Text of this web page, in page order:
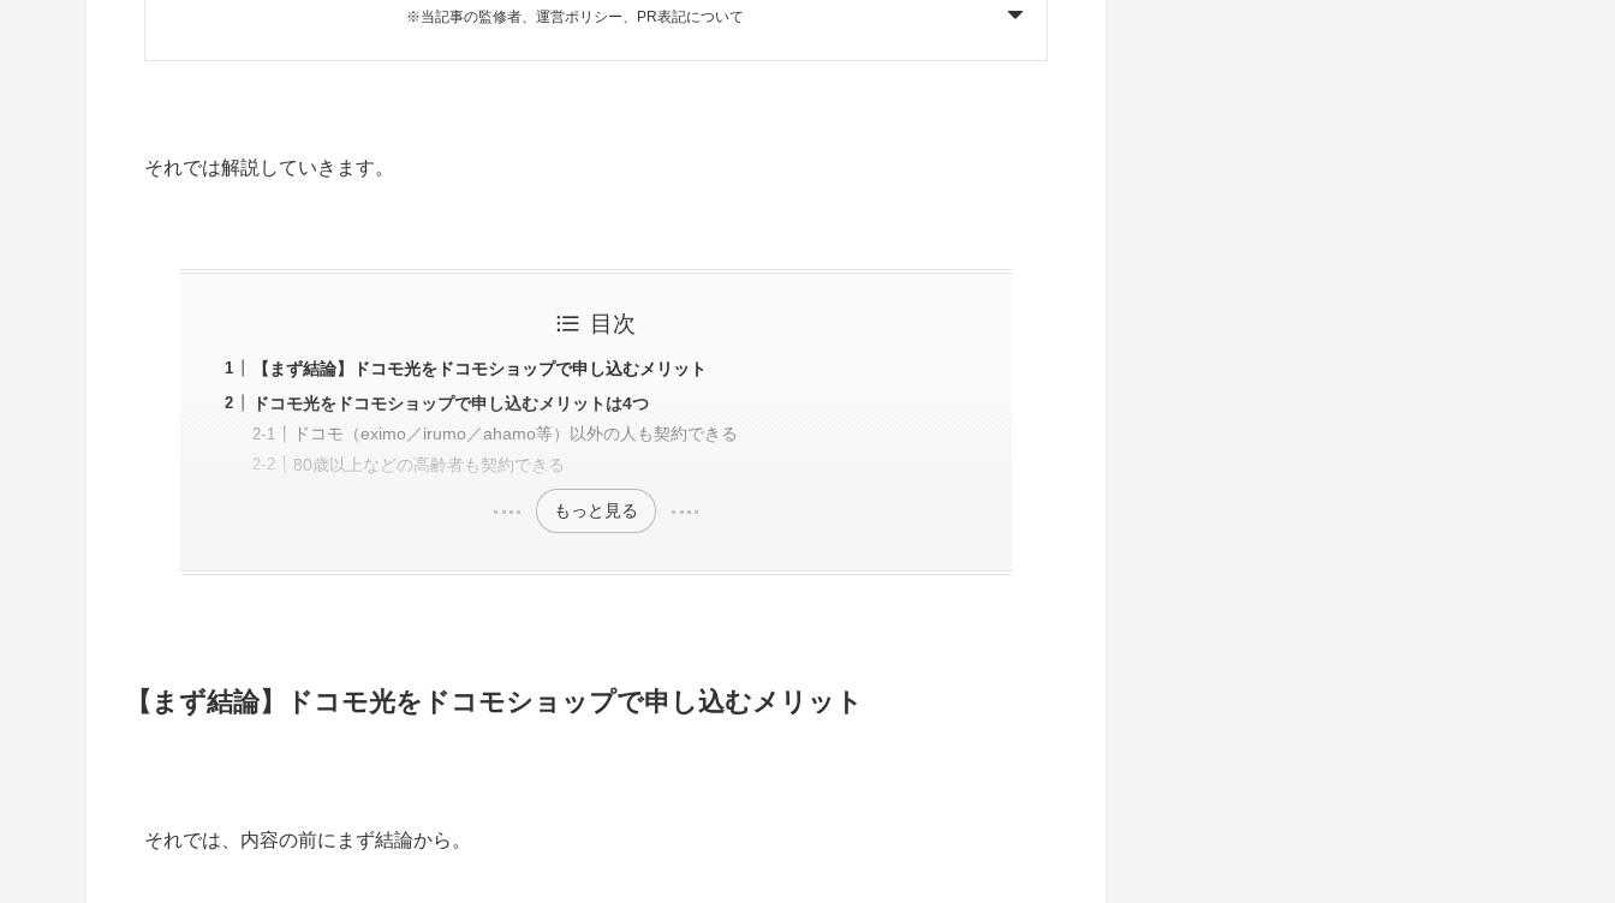
※当記事の監修者、運営ポリシー、PR表記について
それでは解説していきます。
目次
【まず結論】ドコモ光をドコモショップで申し込むメリット
ドコモ光をドコモショップで申し込むメリットは4つ
ドコモ（eximo／irumo／ahamo等）以外の人も契約できる
80歳以上などの高齢者も契約できる
もっと見る
【まず結論】ドコモ光をドコモショップで申し込むメリット
それでは、内容の前にまず結論から。